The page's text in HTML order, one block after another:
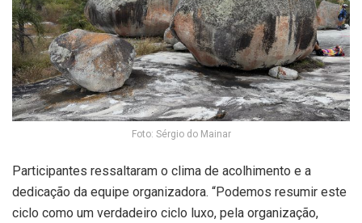
Foto: Sérgio do Mainar
Participantes ressaltaram o clima de acolhimento e a
dedicação da equipe organizadora. “Podemos resumir este
ciclo como um verdadeiro ciclo luxo, pela organização,